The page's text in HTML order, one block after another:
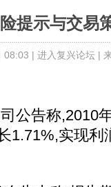
提示与交易
08:03 | 进入复兴论坛|
告称,2010
1.71%,实现利